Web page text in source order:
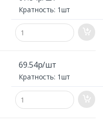
Кратность: 1шт
69.54р/шт
Кратность: 1шт